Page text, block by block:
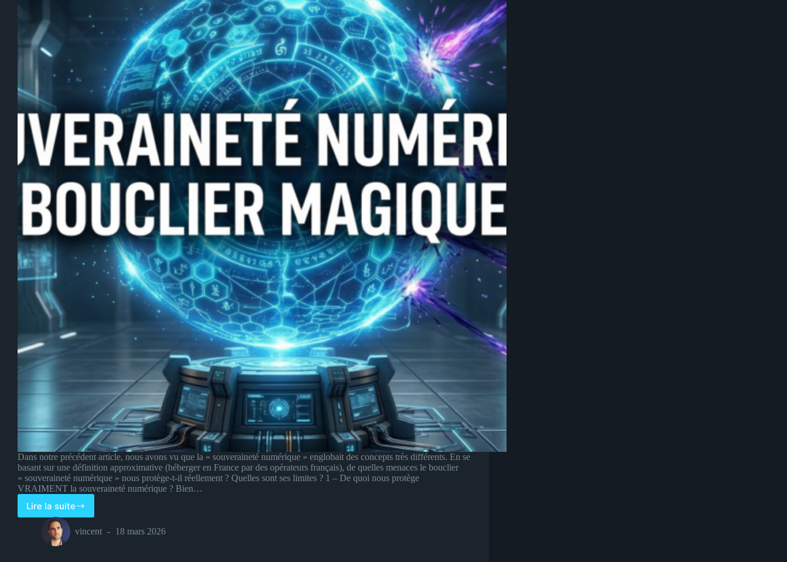
Dans notre précédent article, nous avons vu que la « souveraineté numérique » englobait des concepts très différents. En se
basant sur une définition approximative (héberger en France par des opérateurs français), de quelles menaces le bouclier
« souveraineté numérique » nous protège-t-il réellement ? Quelles sont ses limites ? 1 – De quoi nous protège
VRAIMENT la souveraineté numérique ? Bien…
Lire la suite
La
souveraineté
numérique
:
vincent 18 mars 2026